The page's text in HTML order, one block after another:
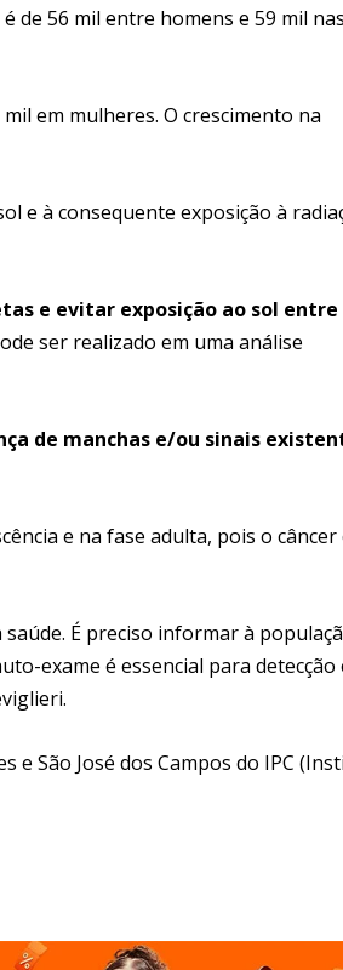
de 56 mil entre homens e 59 mil nas
em mulheres. O crescimento na
e à consequente exposição à
e evitar exposição ao sol entre
ser realizado em uma análise
de manchas e/ou sinais
e na fase adulta, pois o câncer
É preciso informar à
exame é essencial para detecção
e São José dos Campos do IPC